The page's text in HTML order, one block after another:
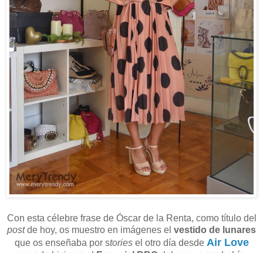
Con esta célebre frase de Óscar de la Renta, como título del
postde hoy, os muestro en imágenes el vestido de lunares
que os enseñaba por stories el otro día desde Air Love